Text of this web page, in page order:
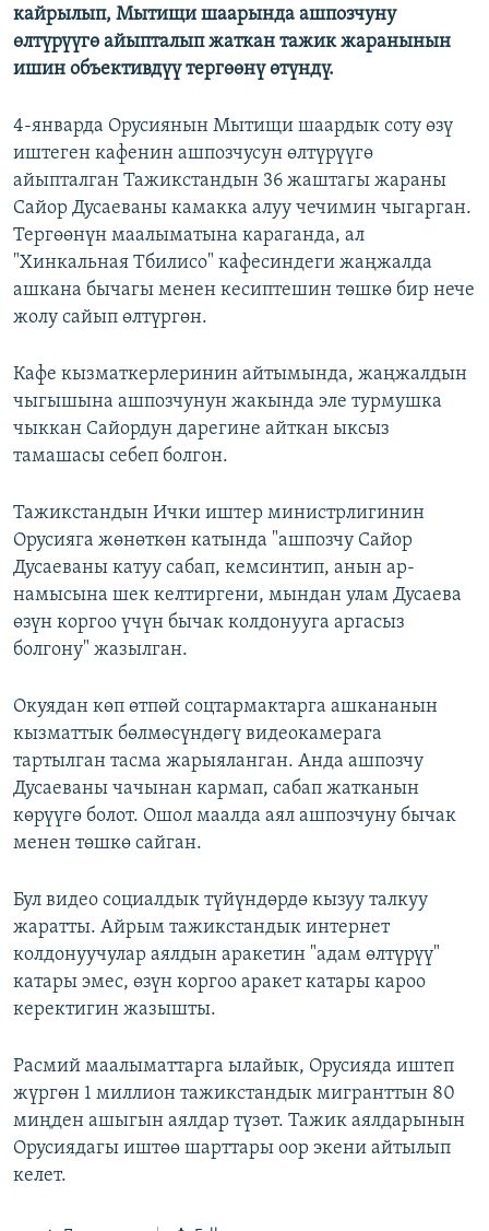
кайрылып, Мытищи шаарында ашпозчуну
өлтүрүүгө айыпталып жаткан тажик жаранынын
ишин объективдүү тергөөнү өтүндү.
4-январда Орусиянын Мытищи шаардык соту өзү
иштеген кафенин ашпозчусун өлтүрүүгө
айыпталган Тажикстандын 36 жаштагы жараны
Сайор Дусаеваны камакка алуу чечимин чыгарган.
Тергөөнүн маалыматына караганда, ал
"Хинкальная Тбилисо" кафесиндеги жаңжалда
ашкана бычагы менен кесиптешин төшкө бир нече
жолу сайып өлтүргөн.
Кафе кызматкерлеринин айтымында, жаңжалдын
чыгышына ашпозчунун жакында эле турмушка
чыккан Сайордун дарегине айткан ыксыз
тамашасы себеп болгон.
Тажикстандын Ички иштер министрлигинин
Орусияга жөнөткөн катында "ашпозчу Сайор
Дусаеваны катуу сабап, кемсинтип, анын ар-
намысына шек келтиргени, мындан улам Дусаева
өзүн коргоо үчүн бычак колдонууга аргасыз
болгону" жазылган.
Окуядан көп өтпөй соцтармактарга ашкананын
кызматтык бөлмөсүндөгү видеокамерага
тартылган тасма жарыяланган. Анда ашпозчу
Дусаеваны чачынан кармап, сабап жатканын
көрүүгө болот. Ошол маалда аял ашпозчуну бычак
менен төшкө сайган.
Бул видео социалдык түйүндөрдө кызуу талкуу
жаратты. Айрым тажикстандык интернет
колдонуучулар аялдын аракетин "адам өлтүрүү"
катары эмес, өзүн коргоо аракет катары кароо
керектигин жазышты.
Расмий маалыматтарга ылайык, Орусияда иштеп
жүргөн 1 миллион тажикстандык мигранттын 80
миңден ашыгын аялдар түзөт. Тажик аялдарынын
Орусиядагы иштөө шарттары оор экени айтылып
келет.